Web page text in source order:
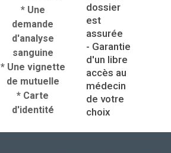
* Une
demande
d'analyse
sanguine
* Une vignette
de mutuelle
* Carte
d'identité
dossier
est
assurée
- Garantie
d'un libre
accès au
médecin
de votre
choix